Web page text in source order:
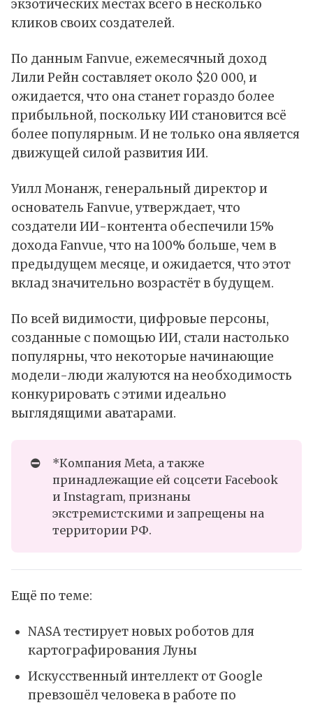
экзотических местах всего в несколько
кликов своих создателей.
По данным Fanvue, ежемесячный доход
Лили Рейн составляет около $20 000, и
ожидается, что она станет гораздо более
прибыльной, поскольку ИИ становится всё
более популярным. И не только она является
движущей силой развития ИИ.
Уилл Монанж, генеральный директор и
основатель Fanvue, утверждает, что
создатели ИИ-контента обеспечили 15%
дохода Fanvue, что на 100% больше, чем в
предыдущем месяце, и ожидается, что этот
вклад значительно возрастёт в будущем.
По всей видимости, цифровые персоны,
созданные с помощью ИИ, стали настолько
популярны, что некоторые начинающие
модели-люди жалуются на необходимость
конкурировать с этими идеально
выглядящими аватарами.
⛔
*Компания Meta, а также
принадлежащие ей соцсети Facebook
и Instagram, признаны
экстремистскими и запрещены на
территории РФ.
Ещё по теме:
NASA тестирует новых роботов для
картографирования Луны
Искусственный интеллект от Google
превзошёл человека в работе по